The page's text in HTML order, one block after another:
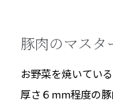
豚肉のマスタ
お野菜を焼いてい
厚さ６mm程度の